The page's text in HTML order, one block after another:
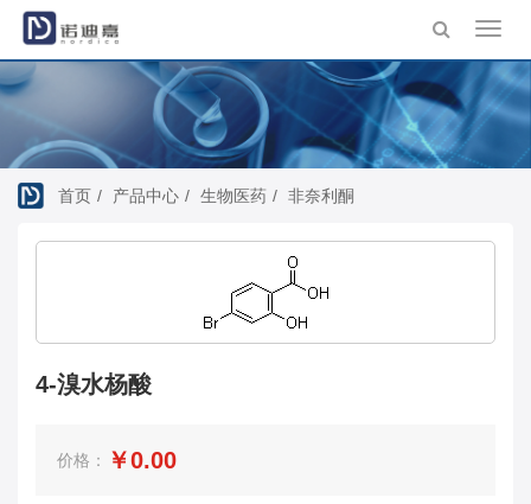
首页 产品中心 生物医药 非奈利酮
4-溴水杨酸
价格： ￥0.00